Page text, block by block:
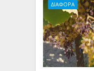
ΔΙΑΦΟΡΑ